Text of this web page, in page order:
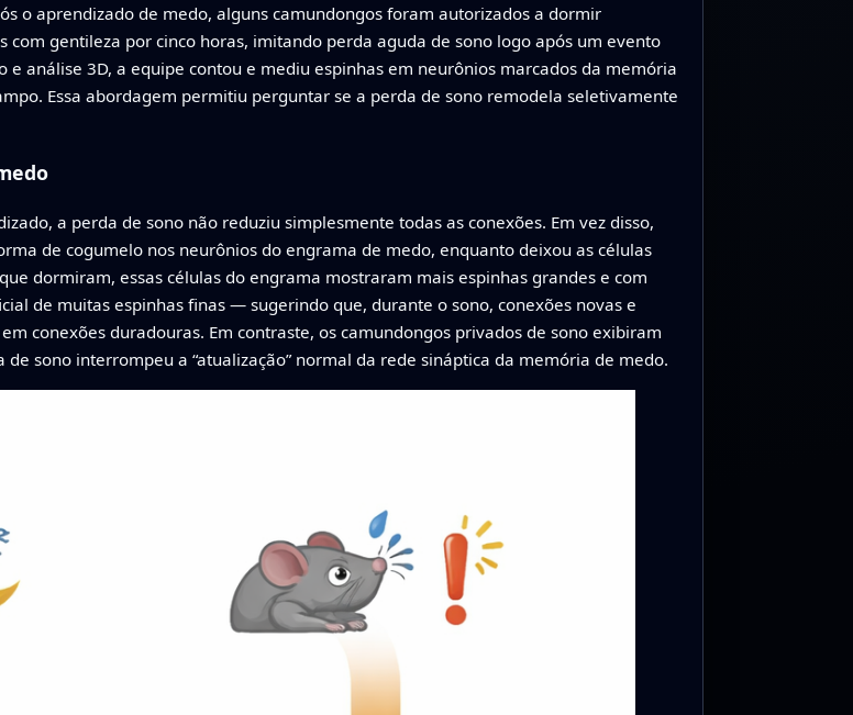
o aprendizado de medo, alguns camundongos foram autorizados a dormir
gentileza por cinco horas, imitando perda aguda de sono logo após um evento
análise 3D, a equipe contou e mediu espinhas em neurônios marcados da memória
Essa abordagem permitiu perguntar se a perda de sono remodela seletivamente
a perda de sono não reduziu simplesmente todas as conexões. Em vez disso,
de cogumelo nos neurônios do engrama de medo, enquanto deixou as células
dormiram, essas células do engrama mostraram mais espinhas grandes e com
de muitas espinhas finas — sugerindo que, durante o sono, conexões novas e
conexões duradouras. Em contraste, os camundongos privados de sono exibiram
sono interrompeu a “atualização” normal da rede sináptica da memória de medo.